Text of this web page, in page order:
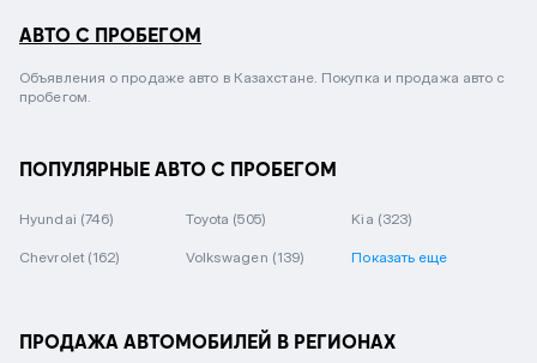
АВТО С ПРОБЕГОМ
Объявления о продаже авто в Казахстане. Покупка и продажа авто с
пробегом.
ПОПУЛЯРНЫЕ АВТО С ПРОБЕГОМ
Hyundai (746) Toyota (505) Kia (323)
Chevrolet (162) Volkswagen (139) Показать еще
ПРОДАЖА АВТОМОБИЛЕЙ В РЕГИОНАХ